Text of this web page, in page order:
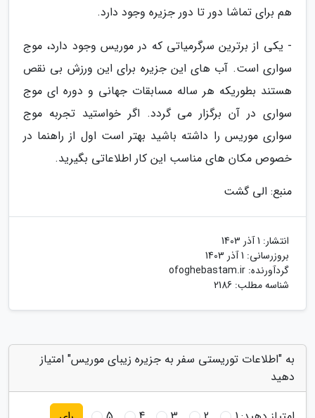
هم برای تماشا دور تا دور جزیره وجود دارد.
- یکی از برترین سرگرمیاتی که در موریس وجود دارد، موج
سواری است. آب های این جزیره برای این ورزش بی نقص
هستند بطوریکه هر ساله مسابقات جهانی و دوره ای موج
سواری در آن برگزار می گردد. اگر خواستید تجربه موج
سواری موریس را داشته باشید بهتر است اول از راهنما در
خصوص مکان های مناسب این کار اطلاعاتی بگیرید.
منبع: الی گشت
انتشار: 1 آذر 1403
بروزرسانی: 1 آذر 1403
گردآورنده: ofoghebastam.ir
شناسه مطلب: 2186
به "اطلاعات توریستی سفر به جزیره زیبای موریس" امتیاز
دهید